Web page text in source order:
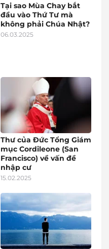
Tại sao Mùa Chay bắt
đầu vào Thứ Tư mà
không phải Chúa Nhật?
06.03.2025
Thư của Đức Tổng Giám
mục Cordileone (San
Francisco) về vấn đề
nhập cư
15.02.2025